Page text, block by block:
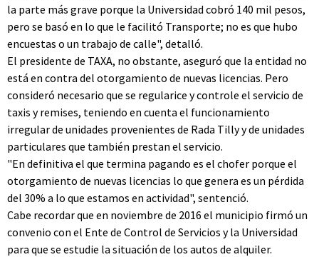
la parte más grave porque la Universidad cobró 140 mil pesos,
pero se basó en lo que le facilitó Transporte; no es que hubo
encuestas o un trabajo de calle", detalló.
El presidente de TAXA, no obstante, aseguró que la entidad no
está en contra del otorgamiento de nuevas licencias. Pero
consideró necesario que se regularice y controle el servicio de
taxis y remises, teniendo en cuenta el funcionamiento
irregular de unidades provenientes de Rada Tilly y de unidades
particulares que también prestan el servicio.
"En definitiva el que termina pagando es el chofer porque el
otorgamiento de nuevas licencias lo que genera es un pérdida
del 30% a lo que estamos en actividad", sentenció.
Cabe recordar que en noviembre de 2016 el municipio firmó un
convenio con el Ente de Control de Servicios y la Universidad
para que se estudie la situación de los autos de alquiler.